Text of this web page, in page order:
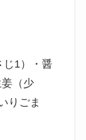
じ1）・醤
（少
りごま